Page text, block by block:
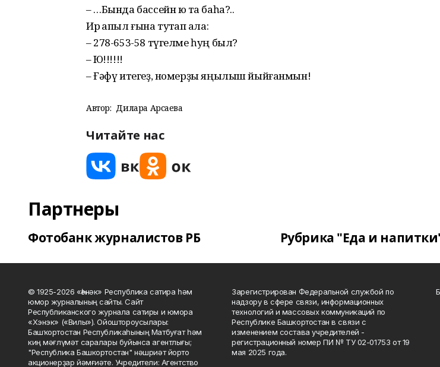
– …Бында бассейн юҡ та баһа?..
Ир ҡапыл ғына туҡтап ҡала:
– 278-653-58 түгелме һуң был?
– Юҡ!!!!!!
– Ғәфү итегеҙ, номерҙы яңылыш йыйғанмын!
Автор: Дилара Арсаева
Читайте нас
Партнеры
Фотобанк журналистов РБ Рубрика "Еда и
© 1925-2026 «Һәнәк» Республика сатира һәм
юмор журналының сайты. Сайт
Республиканского журнала сатиры и юмора
«Хэнэк» («Вилы»). Ойоштороусылары:
Башҡортостан Республикаһының Матбуғат һәм
киң мәғлүмәт саралары буйынса агентлығы;
"Республика Башкортостан" нәшриәт йорто
акционерҙар йәмғиәте. Учредители: Агентство
Зарегистрирован Федеральной службой по
надзору в сфере связи, информационных
технологий и массовых коммуникаций по
Республике Башкортостан в связи с
изменением состава учредителей -
регистрационный номер ПИ № ТУ 02-01753 от 19
мая 2025 года.